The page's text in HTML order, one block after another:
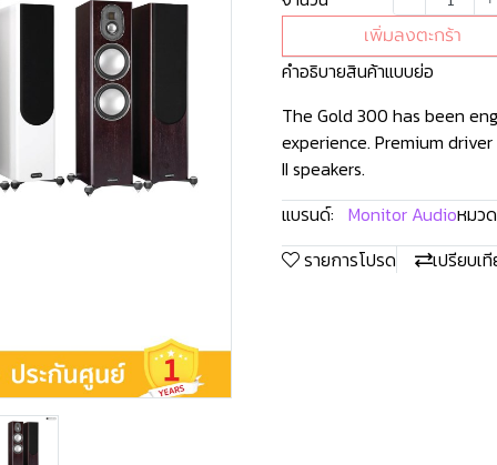
เพิ่มลงตะกร้า
คำอธิบายสินค้าแบบย่อ
The Gold 300 has been
experience. Premium
II speakers.
แบรนด์: Monitor Audioหมว
รายการโปรด
เปรียบเ